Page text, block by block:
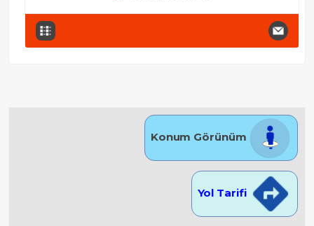
Konum Görünüm
Yol Tarifi